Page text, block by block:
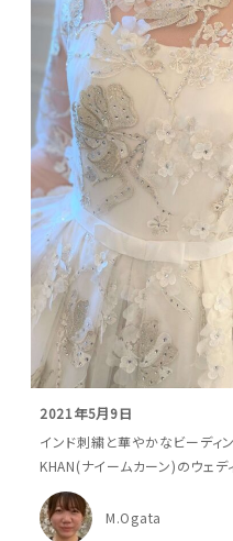
2021年5月9日
インド刺繍と華やかなビーディ
KHAN(ナイームカーン)のウェデ
M.Ogata